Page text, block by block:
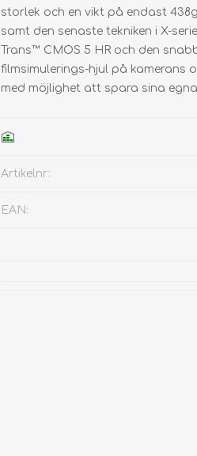
storlek och en vikt på endast
samt den senaste tekniken i X-
Trans™ CMOS 5 HR och den
filmsimulerings-hjul på kamerans
med möjlighet att spara sina
Artikelnr:
EAN: